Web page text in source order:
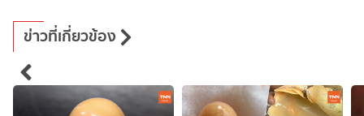
ข่าวที่เกี่ยวข้อง